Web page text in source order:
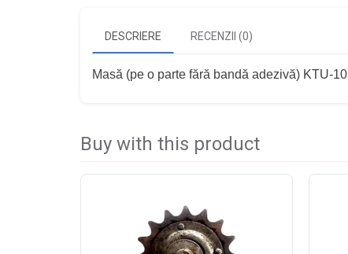
DESCRIERE RECENZII (0)
Masă (pe o parte fără bandă adezivă) KTU-10
Buy with this product